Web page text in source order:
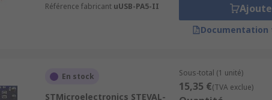
Référence fabricant uUSB-PA5-II
Documentation
En stock
STMicroelectronics STEVAL-
Sous-total (1 unité)
15,35 €(TVA exclue)